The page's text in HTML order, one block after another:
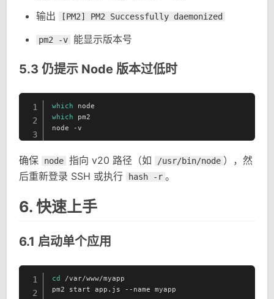
输出
[PM2] PM2 Successfully daemonized
pm2 -v 能显示版本号
5.3 仍提示 Node 版本过低时
1
2
3
which
which pm2
node -v
确保 node 指向 v20 路径（如 /usr/bin/node ），然
后重新登录 SSH 或执行
hash -r 。
6. 快速上手
6.1 启动单个应用
1
2
cd
/var/www/myapp
pm2 start app.js --name myapp